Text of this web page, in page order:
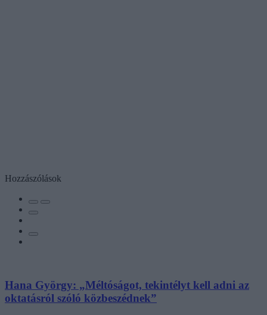
Hozzászólások
Hana György: „Méltóságot, tekintélyt kell adni az
oktatásról szóló közbeszédnek”